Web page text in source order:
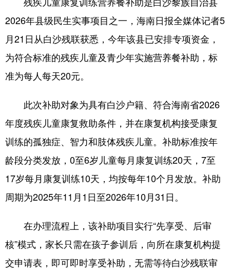
2026年县级民生实事项目之一，海南日报全媒体记者5
月21日从白沙残联获悉，今年该县已安排专项资金，
为符合标准的残疾儿童及青少年实施营养餐补助，标
准为每人每天20元。
此次补助对象为具有白沙户籍、符合海南省2026
年度残疾儿童康复救助条件，并在康复机构接受康复
训练的孤独症、智力和肢体残疾儿童。补助标准按年
龄段分类发放，0至6岁儿童每月康复训练20天，7至
17岁每月康复训练10天，均按每年10个月发放。补助
周期为2025年11月1日至2026年10月31日。
在办理流程上，该补助项目实行“先享受、后审
核”模式，家长只需在孩子参训后，向所在康复机构提
交申请表，即可即时享受补助，无需等待白沙残联审